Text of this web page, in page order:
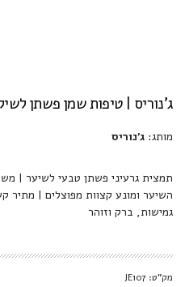
ג'נוריס | טיפות שמן פשתן לשיקום
מותג: ג'נוריס
תמצית גרעיני פשתן טבעי לשיער |
השיער ומונע קצוות מפוצלים | מתיר
גמישות, ברק וזוהר
מק"ט: JE107